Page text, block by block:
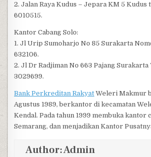
2. Jalan Raya Kudus – Jepara KM 5 Kudus
6010515.
Kantor Cabang Solo:
1. Jl Urip Sumoharjo No 85 Surakarta
632106.
2. Jl Dr Radjiman No 663 Pajang Surakarta
3029699.
Bank Perkreditan Rakyat Weleri Makmur
Agustus 1989, berkantor di kecamatan
Kendal. Pada tahun 1999 membuka kantor
Semarang, dan menjadikan Kantor
Author:Admin